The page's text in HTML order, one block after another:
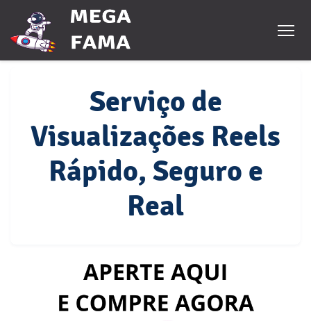
Serviço de
Visualizações Reels
Rápido, Seguro e
Real